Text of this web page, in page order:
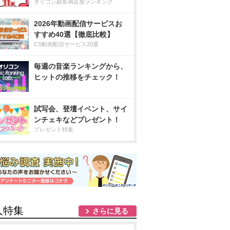
オリコン顧客満足度ランキング
2026年動画配信サービスお
すすめ40選【徹底比較】
CS動画配信サービス20選
毎週の音楽ランキングから、
ヒットの推移をチェック！
試写会、登壇イベント、サイ
ンチェキなどプレゼント！
プレゼント特集
特集 さらに見る